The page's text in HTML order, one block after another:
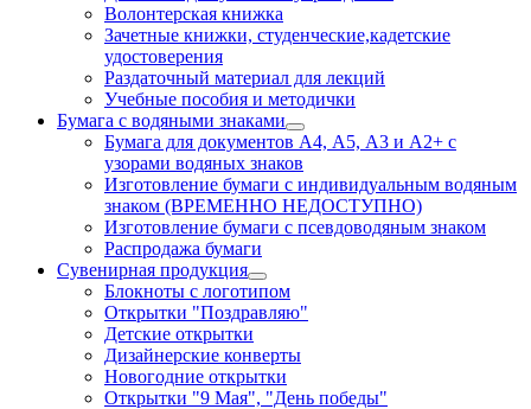
Волонтерская книжка
Зачетные книжки, студенческие,кадетские
удостоверения
Раздаточный материал для лекций
Учебные пособия и методички
Бумага с водяными знаками
Бумага для документов А4, А5, А3 и А2+ с
узорами водяных знаков
Изготовление бумаги с индивидуальным водяным
знаком (ВРЕМЕННО НЕДОСТУПНО)
Изготовление бумаги с псевдоводяным знаком
Распродажа бумаги
Сувенирная продукция
Блокноты с логотипом
Открытки "Поздравляю"
Детские открытки
Дизайнерские конверты
Новогодние открытки
Открытки "9 Мая", "День победы"